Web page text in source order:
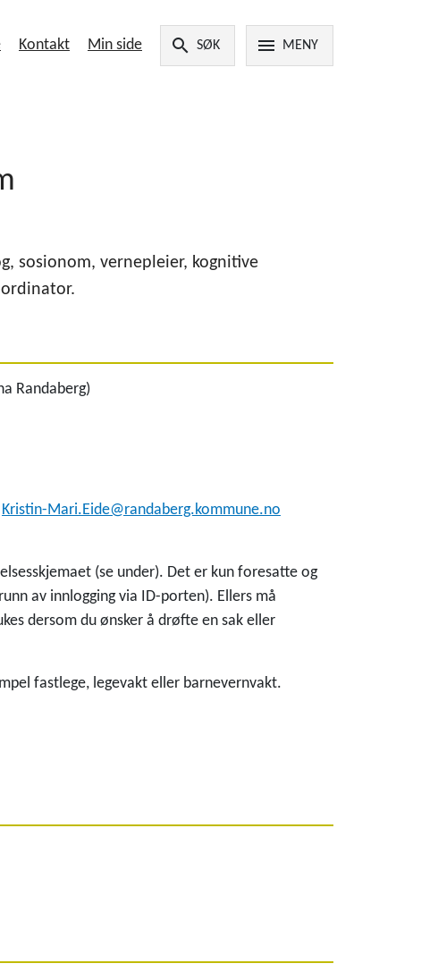
Kontakt Min side search SØK menu MENY
sosionom, vernepleier, kognitive
Randaberg)
Kristin-Mari.Eide@randaberg.kommune.no
(se under). Det er kun foresatte og
av innlogging via ID-porten). Ellers må
dersom du ønsker å drøfte en sak eller
fastlege, legevakt eller barnevernvakt.